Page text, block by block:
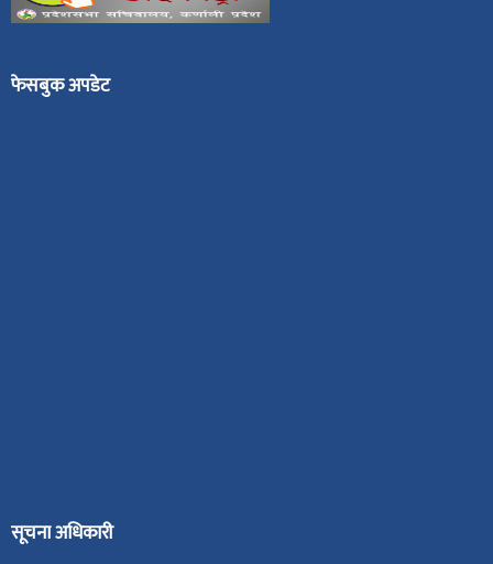
फेसबुक अपडेट
सूचना अधिकारी